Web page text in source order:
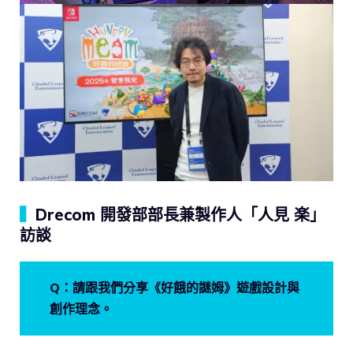
Drecom 開發部部長兼製作人「人見 楽」
訪談
Q：請跟我們分享《好餓的謎姆》遊戲設計與
創作理念。